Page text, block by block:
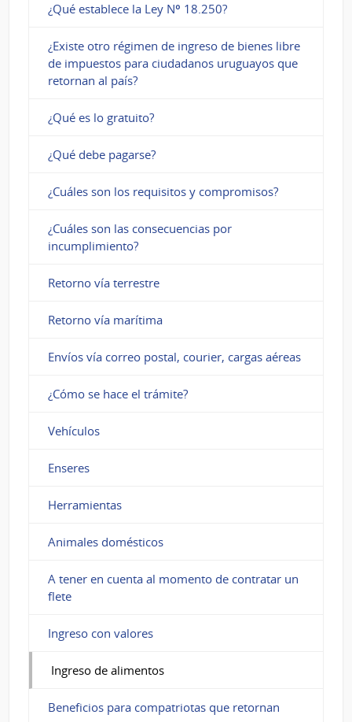
¿Qué establece la Ley Nº 18.250?
¿Existe otro régimen de ingreso de bienes libre
de impuestos para ciudadanos uruguayos que
retornan al país?
¿Qué es lo gratuito?
¿Qué debe pagarse?
¿Cuáles son los requisitos y compromisos?
¿Cuáles son las consecuencias por
incumplimiento?
Retorno vía terrestre
Retorno vía marítima
Envíos vía correo postal, courier, cargas aéreas
¿Cómo se hace el trámite?
Vehículos
Enseres
Herramientas
Animales domésticos
A tener en cuenta al momento de contratar un
flete
Ingreso con valores
Ingreso de alimentos
Beneficios para compatriotas que retornan